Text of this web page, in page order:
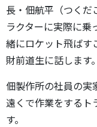
長・佃航平（つくだ
ラクターに実際に
緒にロケット飛ばす
財前道生に話します。
佃製作所の社員の実
遠くで作業をするト
す。